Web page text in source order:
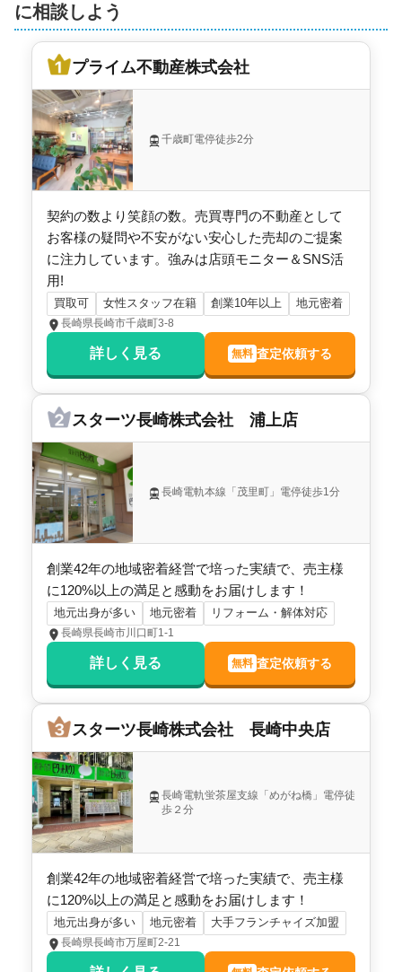
に相談しよう
プライム不動産株式会社
千歳町電停徒歩2分
契約の数より笑顔の数。売買専門の不動産として
お客様の疑問や不安がない安心した売却のご提案
に注力しています。強みは店頭モニター＆SNS活
用!
買取可 女性スタッフ在籍 創業10年以上 地元密着
長崎県長崎市千歳町3-8
詳しく見る 無料 査定依頼する
スターツ長崎株式会社 浦上店
長崎電軌本線「茂里町」電停徒歩1分
創業42年の地域密着経営で培った実績で、売主様
に120%以上の満足と感動をお届けします！
地元出身が多い 地元密着 リフォーム・解体対応
長崎県長崎市川口町1-1
詳しく見る 無料 査定依頼する
スターツ長崎株式会社 長崎中央店
長崎電軌蛍茶屋支線「めがね橋」電停徒
歩２分
創業42年の地域密着経営で培った実績で、売主様
に120%以上の満足と感動をお届けします！
地元出身が多い 地元密着 大手フランチャイズ加盟
長崎県長崎市万屋町2-21